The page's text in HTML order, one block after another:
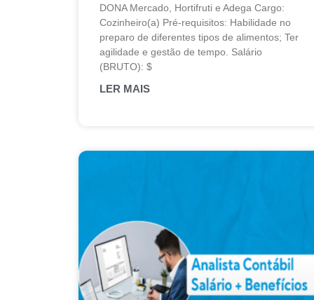
DONA Mercado, Hortifruti e Adega Cargo:
Cozinheiro(a) Pré-requisitos: Habilidade no
preparo de diferentes tipos de alimentos; Ter
agilidade e gestão de tempo. Salário
(BRUTO): $
LER MAIS